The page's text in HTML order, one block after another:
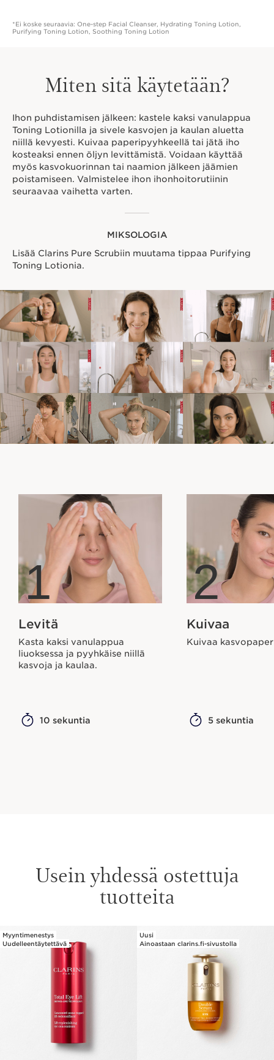
*Ei koske seuraavia: One-step Facial Cleanser, Hydrating Toning Lotion,
Purifying Toning Lotion, Soothing Toning Lotion
Miten sitä käytetään?
Ihon puhdistamisen jälkeen: kastele kaksi vanulappua
Toning Lotionilla ja sivele kasvojen ja kaulan aluetta
niillä kevyesti. Kuivaa paperipyyhkeellä tai jätä iho
kosteaksi ennen öljyn levittämistä. Voidaan käyttää
myös kasvokuorinnan tai naamion jälkeen jäämien
poistamiseen. Valmistelee ihon ihonhoitorutiinin
seuraavaa vaihetta varten.
MIKSOLOGIA
Lisää Clarins Pure Scrubiin muutama tippaa Purifying
Toning Lotionia.
1
Levitä
Kasta kaksi vanulappua
liuoksessa ja pyyhkäise niillä
kasvoja ja kaulaa.
10 sekuntia
2
Kuivaa
Kuivaa
5 sekuntia
Usein yhdessä ostettuja
tuotteita
SIIRRY SISÄLTÖÖN
Myyntimenestys
Uudelleentäytettävä
Uusi
Ainoastaan clarins.fi-sivustolla